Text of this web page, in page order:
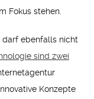
Fokus stehen.
darf ebenfalls nicht
sind zwei
Konzepte